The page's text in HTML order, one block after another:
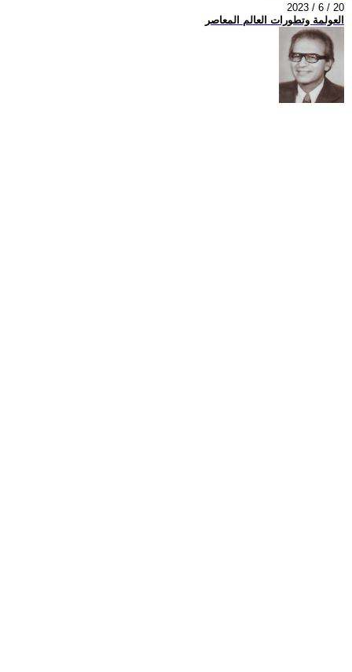
2023 / 6 / 20
العولمة وتطورات العالم المعاصر